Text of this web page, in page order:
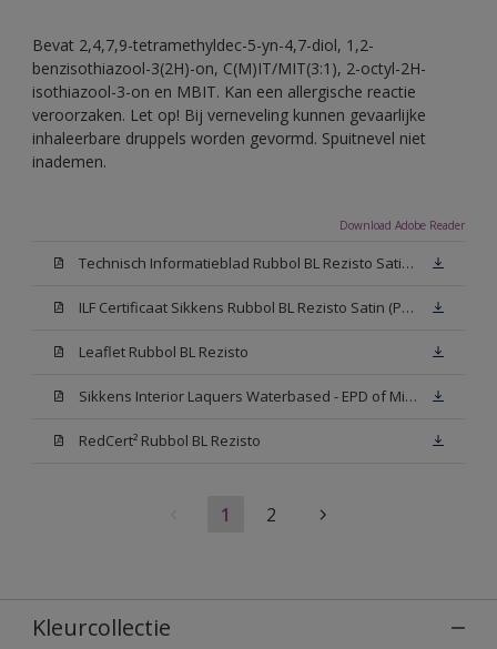
Bevat 2,4,7,9-tetramethyldec-5-yn-4,7-diol, 1,2-
benzisothiazool-3(2H)-on, C(M)IT/MIT(3:1), 2-octyl-2H-
isothiazool-3-on en MBIT. Kan een allergische reactie
veroorzaken. Let op! Bij verneveling kunnen gevaarlijke
inhaleerbare druppels worden gevormd. Spuitnevel niet
inademen.
Download Adobe Reader
Technisch Informatieblad Rubbol BL Rezisto Satin (PDF)
ILF Certificaat Sikkens Rubbol BL Rezisto Satin (PDF)
Leaflet Rubbol BL Rezisto
Sikkens Interior Laquers Waterbased - EPD of Milieuproductverklaring
RedCert² Rubbol BL Rezisto
1 2
Kleurcollectie